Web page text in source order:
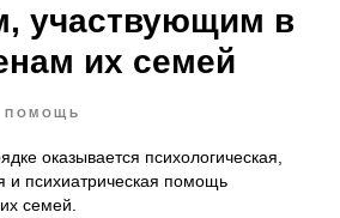
участвующим в
их семей
ПОМОЩЬ
оказывается психологическая,
и психиатрическая помощь
семей.